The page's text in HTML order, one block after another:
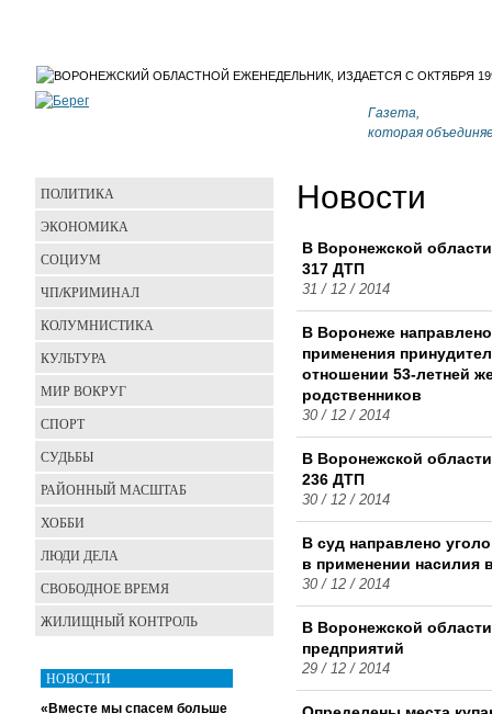
Газета,
которая
Новости
В Воронежской
317 ДТП
31 / 12 / 2014
В Воронеже
применения
отношении 53-летней
родственников
30 / 12 / 2014
В Воронежской
236 ДТП
30 / 12 / 2014
В суд направлено
в применении насилия
30 / 12 / 2014
В Воронежской
предприятий
29 / 12 / 2014
ПОЛИТИКА
ЭКОНОМИКА
СОЦИУМ
ЧП/КРИМИНАЛ
КОЛУМНИСТИКА
КУЛЬТУРА
МИР ВОКРУГ
СПОРТ
СУДЬБЫ
РАЙОННЫЙ МАСШТАБ
ХОББИ
ЛЮДИ ДЕЛА
СВОБОДНОЕ ВРЕМЯ
ЖИЛИЩНЫЙ КОНТРОЛЬ
НОВОСТИ
«Вместе мы спасем больше